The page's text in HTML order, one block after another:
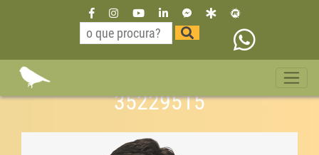
Dr Willian Neurologista São
Paulo bairro Diadema 11
35229515